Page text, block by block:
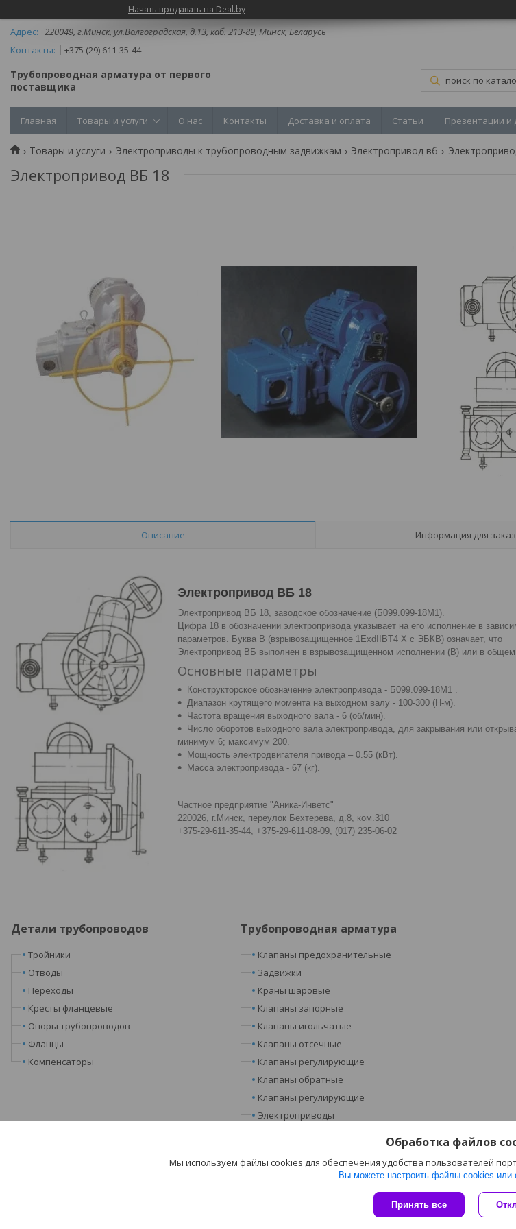
Начать продавать на Deal.by
220049, г.Минск, ул.Волгоградская, д.13, каб. 213-89, Минск, Беларусь
+375 (29) 611-35-44
Трубопроводная арматура от первого
поставщика
Главная Товары и услуги О нас Контакты Доставка и оплата Статьи Презентации и
Товары и услуги Электроприводы к трубопроводным задвижкам Электропривод вб
Электропривод ВБ 18
Описание Информация для
Электропривод ВБ 18
Электропривод ВБ 18, заводское обозначение (Б099.099-18М1).
Цифра 18 в обозначении электропривода указывает на его исполнение в
параметров. Буква В (взрывозащищенное 1ExdIIBT4 Х с ЭБКВ) означает, что
Электропривод ВБ выполнен в взрывозащищенном исполнении (В) или в общем
Основные параметры
Конструкторское обозначение электропривода - Б099.099-18М1 .
Диапазон крутящего момента на выходном валу - 100-300 (Н-м).
Частота вращения выходного вала - 6 (об/мин).
Число оборотов выходного вала электропривода, для закрывания или
минимум 6; максимум 200.
Мощность электродвигателя привода – 0.55 (кВт).
Масса электропривода - 67 (кг).
Частное предприятие "Аника-Инветс"
220026, г.Минск, переулок Бехтерева, д.8, ком.310
+375-29-611-35-44, +375-29-611-08-09, (017) 235-06-02
Детали трубопроводов
Тройники
Отводы
Переходы
Кресты фланцевые
Опоры трубопроводов
Фланцы
Компенсаторы
Трубопроводная арматура
Клапаны предохранительные
Задвижки
Краны шаровые
Клапаны запорные
Клапаны игольчатые
Клапаны отсечные
Клапаны регулирующие
Клапаны обратные
Клапаны регулирующие
Электроприводы
Фильтры, грязевики
Сайт создан на платформе
Политика обработки файлов
Обработка файлов
Мы используем файлы cookies для обеспечения удобства пользователей
Вы можете настроить файлы cookies или
Принять все